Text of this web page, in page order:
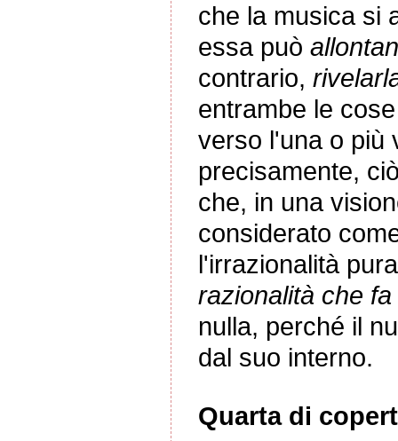
che la musica si
essa può
contrario,
entrambe le
verso l'una o più
precisamente,
che, in una
considerato
l'irrazionalità
razionalità che
nulla, perché il
dal suo interno.
Quarta di